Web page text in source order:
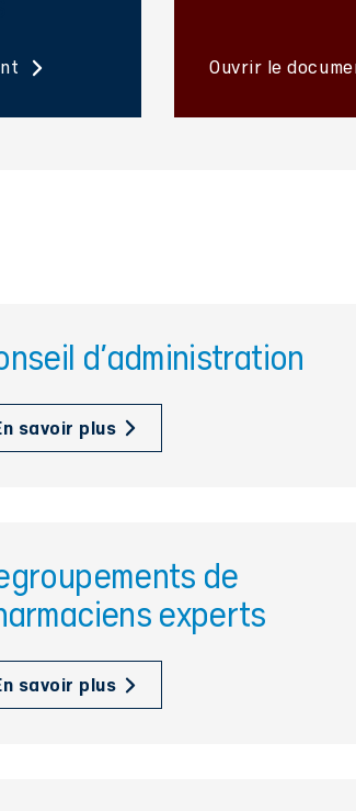
Ouvrir le
d'administration
savoir plus
de
experts
savoir plus